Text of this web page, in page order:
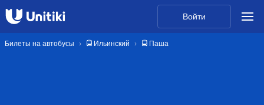
Войти
Билеты на автобусы 🚍 Ильинский 🚍 Паша